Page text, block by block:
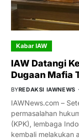
Kabar IAW
IAW Datangi
Dugaan Mafia
BYREDAKSI IAWNEWS
IAWNews.com –
permasalahan
(KPK), lembaga
kembali melakukan